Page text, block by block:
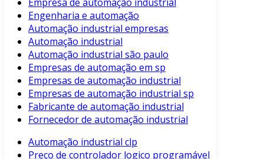
Engenharia e automação
Automação industrial empresas
Automação industrial
Automação industrial são paulo
Empresas de automação em sp
Empresas de automação industrial
Empresas de automação industrial sp
Fabricante de automação industrial
Fornecedor de automação industrial
Automação industrial clp
Preço de controlador logico programável